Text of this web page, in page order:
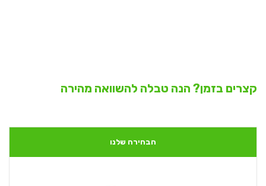
קצרים בזמן? הנה טבלה להשוואה מהירה
הבחירה שלנו